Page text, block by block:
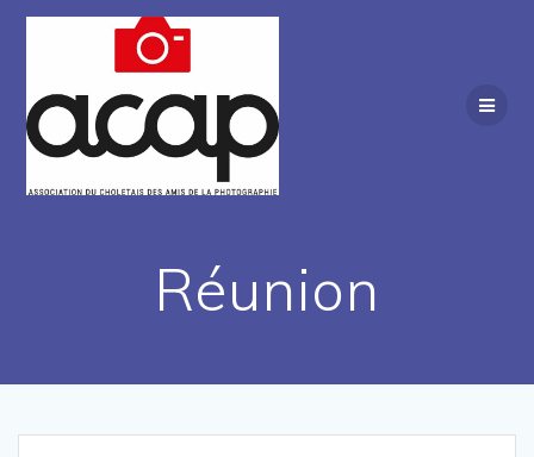
Passer
Réunion